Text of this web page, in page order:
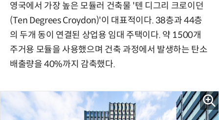
영국에서 가장 높은 모듈러 건축물 '텐 디그리 크로이던
(Ten Degrees Croydon)'이 대표적이다. 38층과 44층
의 두개 동이 연결된 상업용 임대 주택이다. 약 1500개
주거용 모듈을 사용했으며 건축 과정에서 발생하는 탄소
배출량을 40%까지 감축했다.